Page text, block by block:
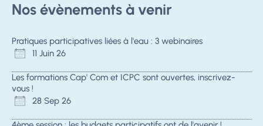
Nos évènements à venir
Pratiques participatives liées à l'eau : 3 webinaires
11 Juin 26
Les formations Cap' Com et ICPC sont ouvertes, inscrivez-
vous !
28 Sep 26